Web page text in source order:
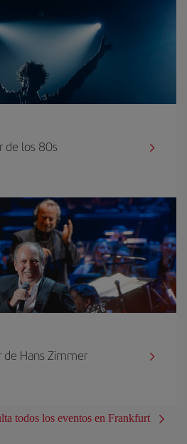
de los 80s
de Hans Zimmer
todos los eventos en Frankfurt